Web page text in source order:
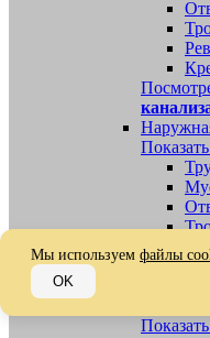
Мы используем файлы
OK